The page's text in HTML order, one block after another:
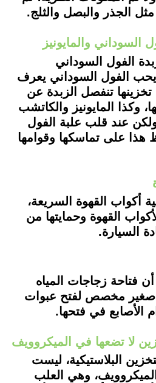
مثل الجذر والبصل والثلج.
الفول السوداني
الفول السوداني يعرف
تخزينها تنفصل الزبدة عن
وكذا المايونيز والكاتشب
عند قلب علبة الفول
على تماسكها وقوامها
أكواب القهوة السريعة،
القهوة وحمايتها من
السيارة.
فتاحة زجاجات المياه
صغير مخصص لفتح عبوات
الأصابع في فتحها.
البلاستيكية، ليست
وهي العلب